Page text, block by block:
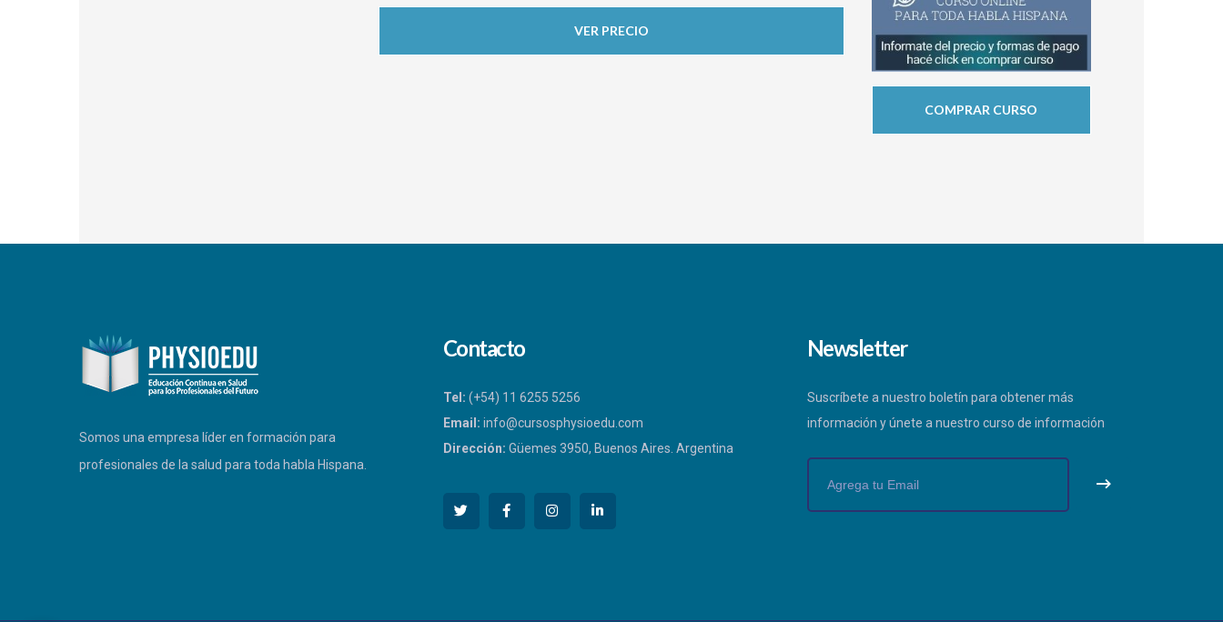
VER PRECIO
COMPRAR CURSO
Somos una empresa líder en formación para
profesionales de la salud para toda habla Hispana.
PHYSIOEDU
Respondemos a la brevedad
Contacto
Tel: (+54) 11 6255 5256
Email: info@cursosphysioedu.com
Dirección: Güemes 3950, Buenos Aires. Argentina
Newsletter
Suscríbete a nuestro boletín para obtener más
información y únete a nuestro curso de información